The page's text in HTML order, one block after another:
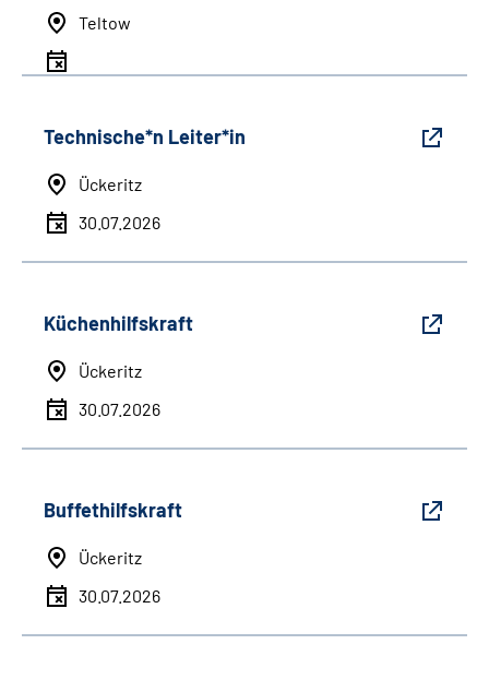
Teltow
Technische*n Leiter*in
Ückeritz
30.07.2026
Küchenhilfskraft
Ückeritz
30.07.2026
Buffethilfskraft
Ückeritz
30.07.2026